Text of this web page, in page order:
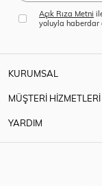
Açık Rıza Metni
yoluyla haberdar
KURUMSAL
MÜŞTERİ HİZMETLERİ
YARDIM